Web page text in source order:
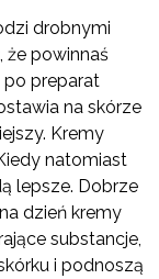
drobnymi
że powinnaś
po preparat
na skórze
Kremy
natomiast
lepsze. Dobrze
dzień kremy
substancje,
i podnoszą